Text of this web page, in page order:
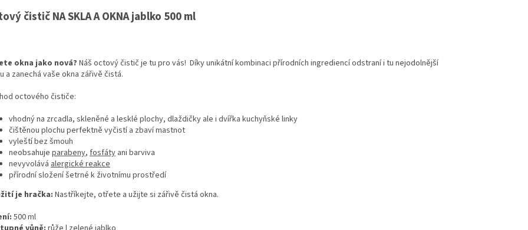
čistič NA SKLA A OKNA jablko 500 ml
okna jako nová? Náš octový čistič je tu pro vás! Díky unikátní kombinaci přírodních ingrediencí odstraní i tu nejodolnější
a zanechá vaše okna zářivě čistá.
octového čističe:
vhodný na zrcadla, skleněné a lesklé plochy, dlaždičky ale i dvířka kuchyňské linky
čištěnou plochu perfektně vyčistí a zbaví mastnot
vyleští bez šmouh
neobsahuje parabeny, fosfáty ani barviva
nevyvolává alergické reakce
přírodní složení šetrné k životnímu prostředí
je hračka: Nastříkejte, otřete a užijte si zářivě čistá okna.
500 ml